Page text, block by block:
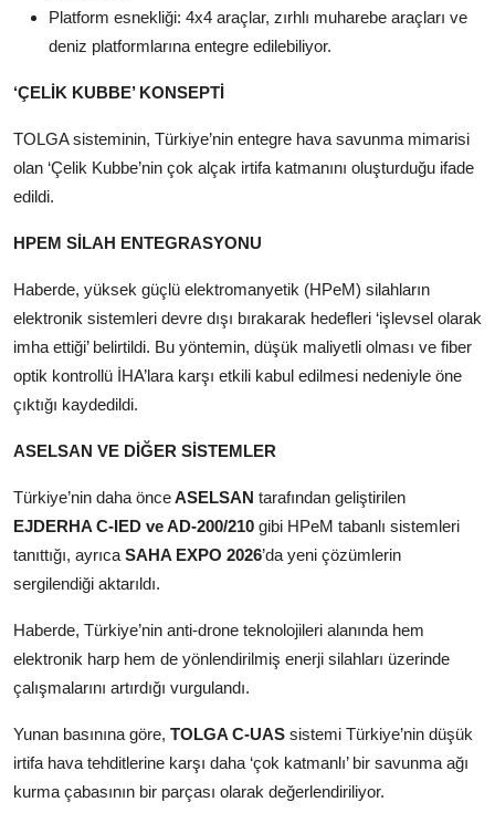
Platform esnekliği: 4x4 araçlar, zırhlı muharebe araçları ve
deniz platformlarına entegre edilebiliyor.
‘ÇELİK KUBBE’ KONSEPTİ
TOLGA sisteminin, Türkiye’nin entegre hava savunma mimarisi
olan ‘Çelik Kubbe’nin çok alçak irtifa katmanını oluşturduğu ifade
edildi.
HPEM SİLAH ENTEGRASYONU
Haberde, yüksek güçlü elektromanyetik (HPeM) silahların
elektronik sistemleri devre dışı bırakarak hedefleri ‘işlevsel olarak
imha ettiği’ belirtildi. Bu yöntemin, düşük maliyetli olması ve fiber
optik kontrollü İHA’lara karşı etkili kabul edilmesi nedeniyle öne
çıktığı kaydedildi.
ASELSAN VE DİĞER SİSTEMLER
Türkiye’nin daha önceASELSAN tarafından geliştirilen
EJDERHA C-IED ve AD-200/210 gibi HPeM tabanlı sistemleri
tanıttığı, ayrıca SAHA EXPO 2026’da yeni çözümlerin
sergilendiği aktarıldı.
Haberde, Türkiye’nin anti-drone teknolojileri alanında hem
elektronik harp hem de yönlendirilmiş enerji silahları üzerinde
çalışmalarını artırdığı vurgulandı.
Yunan basınına göre, TOLGA C-UAS sistemi Türkiye’nin düşük
irtifa hava tehditlerine karşı daha ‘çok katmanlı’ bir savunma ağı
kurma çabasının bir parçası olarak değerlendiriliyor.